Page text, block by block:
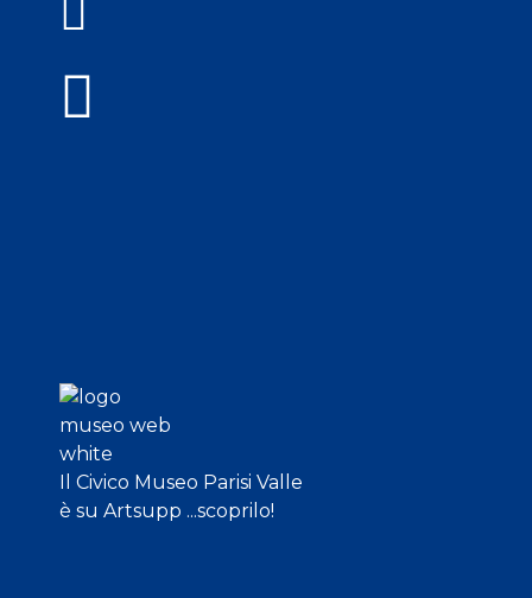
Il Civico Museo Parisi Valle
è su Artsupp ...scoprilo!